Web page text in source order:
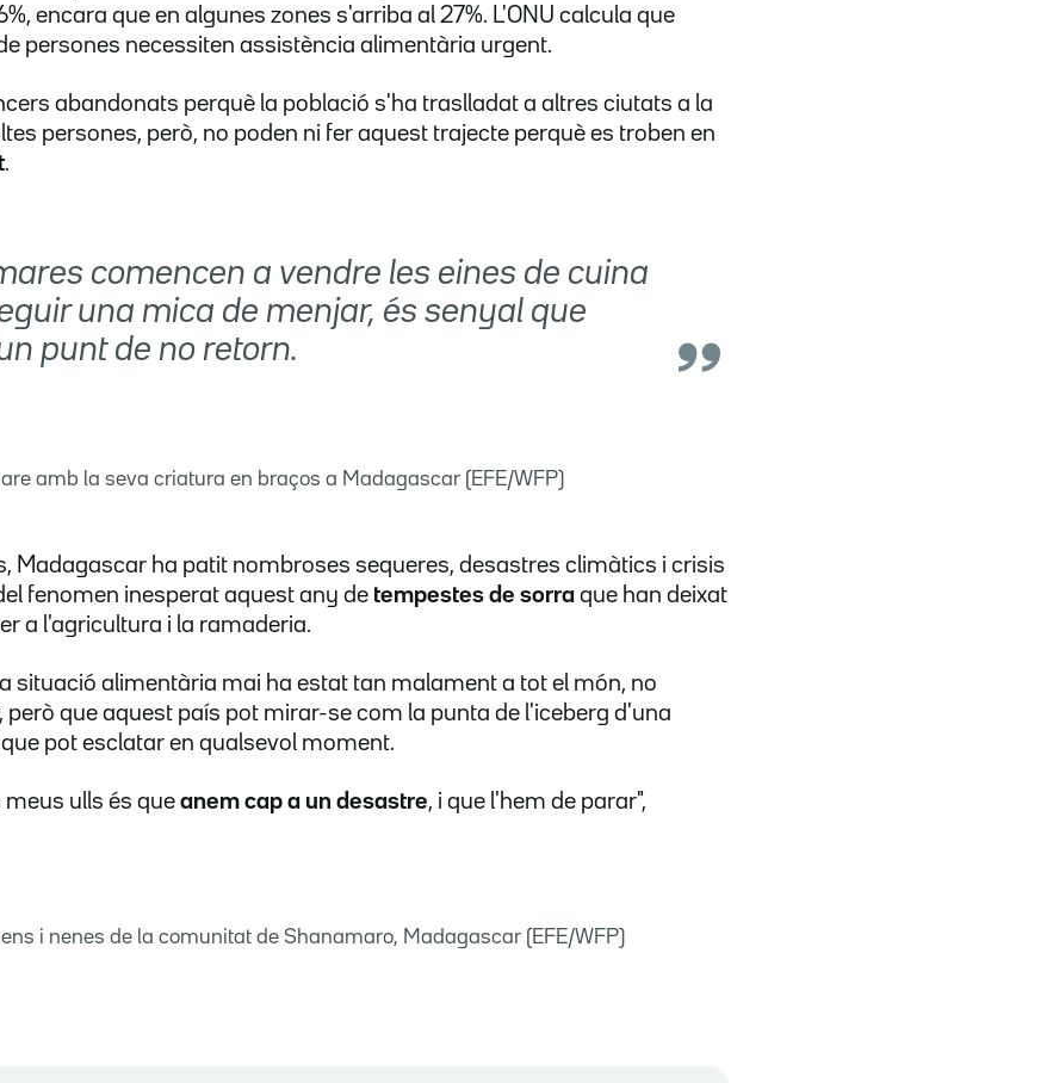
encara que en algunes zones s'arriba al 27%. L'ONU calcula que
persones necessiten assistència alimentària urgent.
abandonats perquè la població s'ha traslladat a altres ciutats a la
persones, però, no poden ni fer aquest trajecte perquè es troben en
.
comencen a vendre les eines de cuina
una mica de menjar, és senyal que
punt de no retorn.
amb la seva criatura en braços a Madagascar (EFE/WFP)
Madagascar ha patit nombroses sequeres, desastres climàtics i crisis
fenomen inesperat aquest any de tempestes de sorra que han deixat
a l'agricultura i la ramaderia.
situació alimentària mai ha estat tan malament a tot el món, no
que aquest país pot mirar-se com la punta de l'iceberg d'una
pot esclatar en qualsevol moment.
meus ulls és que anem cap a un desastre, i que l'hem de parar",
i nenes de la comunitat de Shanamaro, Madagascar (EFE/WFP)